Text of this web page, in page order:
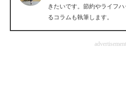
IT製品の技術・比較・事例
きたいです。節約やライフ
るコラムも執筆します。
advertisement